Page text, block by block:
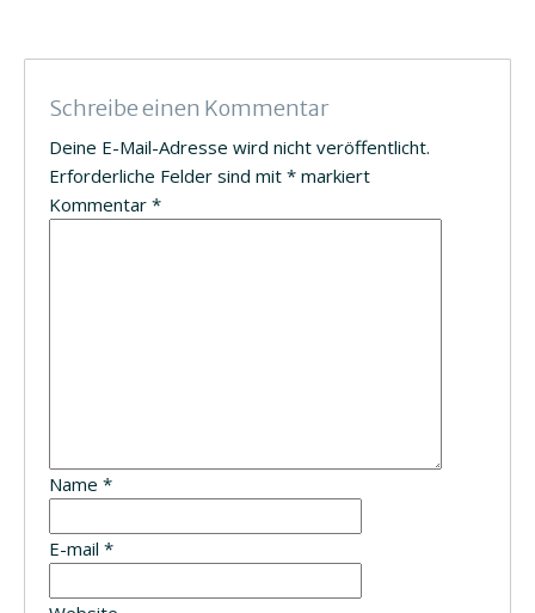
Schreibe einen Kommentar
Deine E-Mail-Adresse wird nicht veröffentlicht.
Erforderliche Felder sind mit * markiert
Kommentar *
Name *
E-mail *